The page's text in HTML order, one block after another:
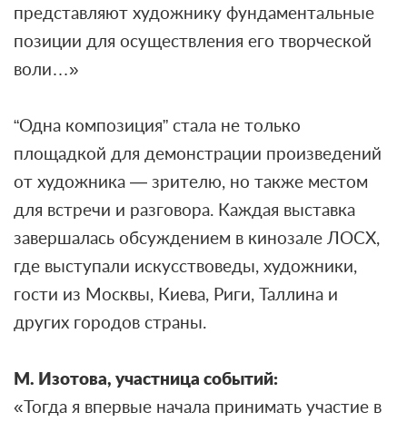
представляют художнику фундаментальные
позиции для осуществления его творческой
воли…»
“Одна композиция” стала не только
площадкой для демонстрации произведений
от художника — зрителю, но также местом
для встречи и разговора. Каждая выставка
завершалась обсуждением в кинозале ЛОСХ,
где выступали искусствоведы, художники,
гости из Москвы, Киева, Риги, Таллина и
других городов страны.
М. Изотова, участница событий:
«Тогда я впервые начала принимать участие в